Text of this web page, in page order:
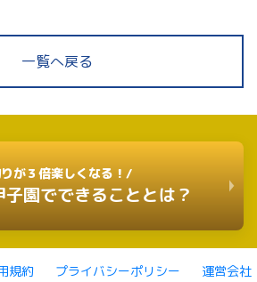
一覧へ戻る
が３倍楽しくなる！/
園でできることとは？
規約 プライバシーポリシー
運営会社